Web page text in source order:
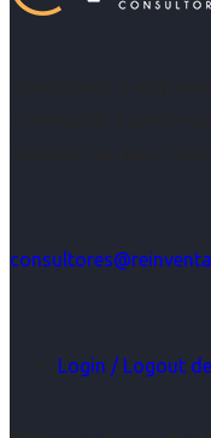
Login / Logout